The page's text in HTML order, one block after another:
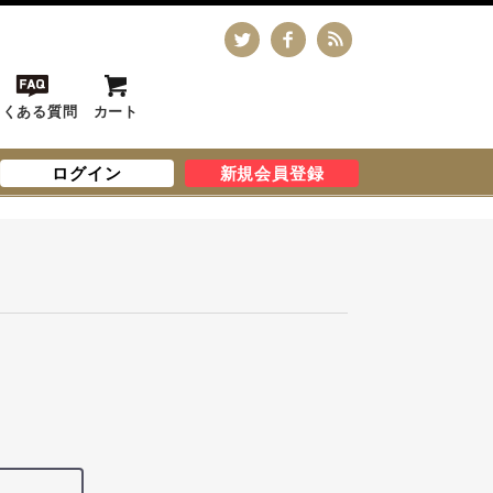
ある質問 カート
ログイン 新規会員登録